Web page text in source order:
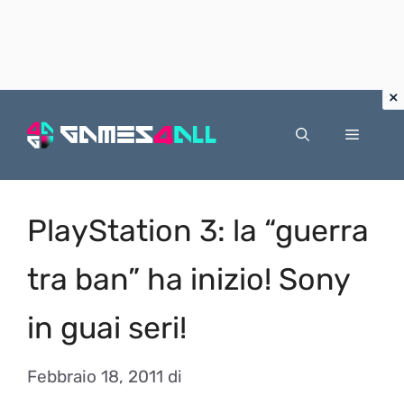
Menu
PlayStation 3: la “guerra
tra ban” ha inizio! Sony
in guai seri!
Febbraio 18, 2011 di